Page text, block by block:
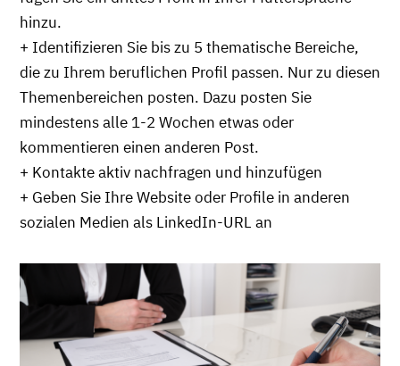
hinzu.
+ Identifizieren Sie bis zu 5 thematische Bereiche,
die zu Ihrem beruflichen Profil passen. Nur zu diesen
Themenbereichen posten. Dazu posten Sie
mindestens alle 1-2 Wochen etwas oder
kommentieren einen anderen Post.
+ Kontakte aktiv nachfragen und hinzufügen
+ Geben Sie Ihre Website oder Profile in anderen
sozialen Medien als LinkedIn-URL an